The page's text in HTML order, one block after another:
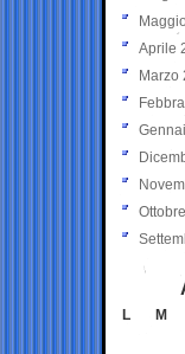
Aprile
Marzo
L M